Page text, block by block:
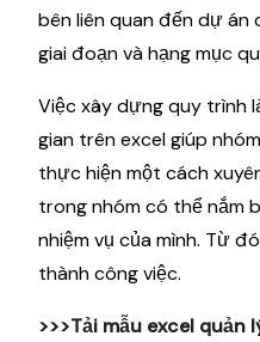
bên liên quan đến dự
giai đoạn và hạng mục
Việc xây dựng quy trình
gian trên excel giúp
thực hiện một cách
trong nhóm có thể nắm
nhiệm vụ của mình. Từ
thành công việc.
>>>Tải mẫu excel